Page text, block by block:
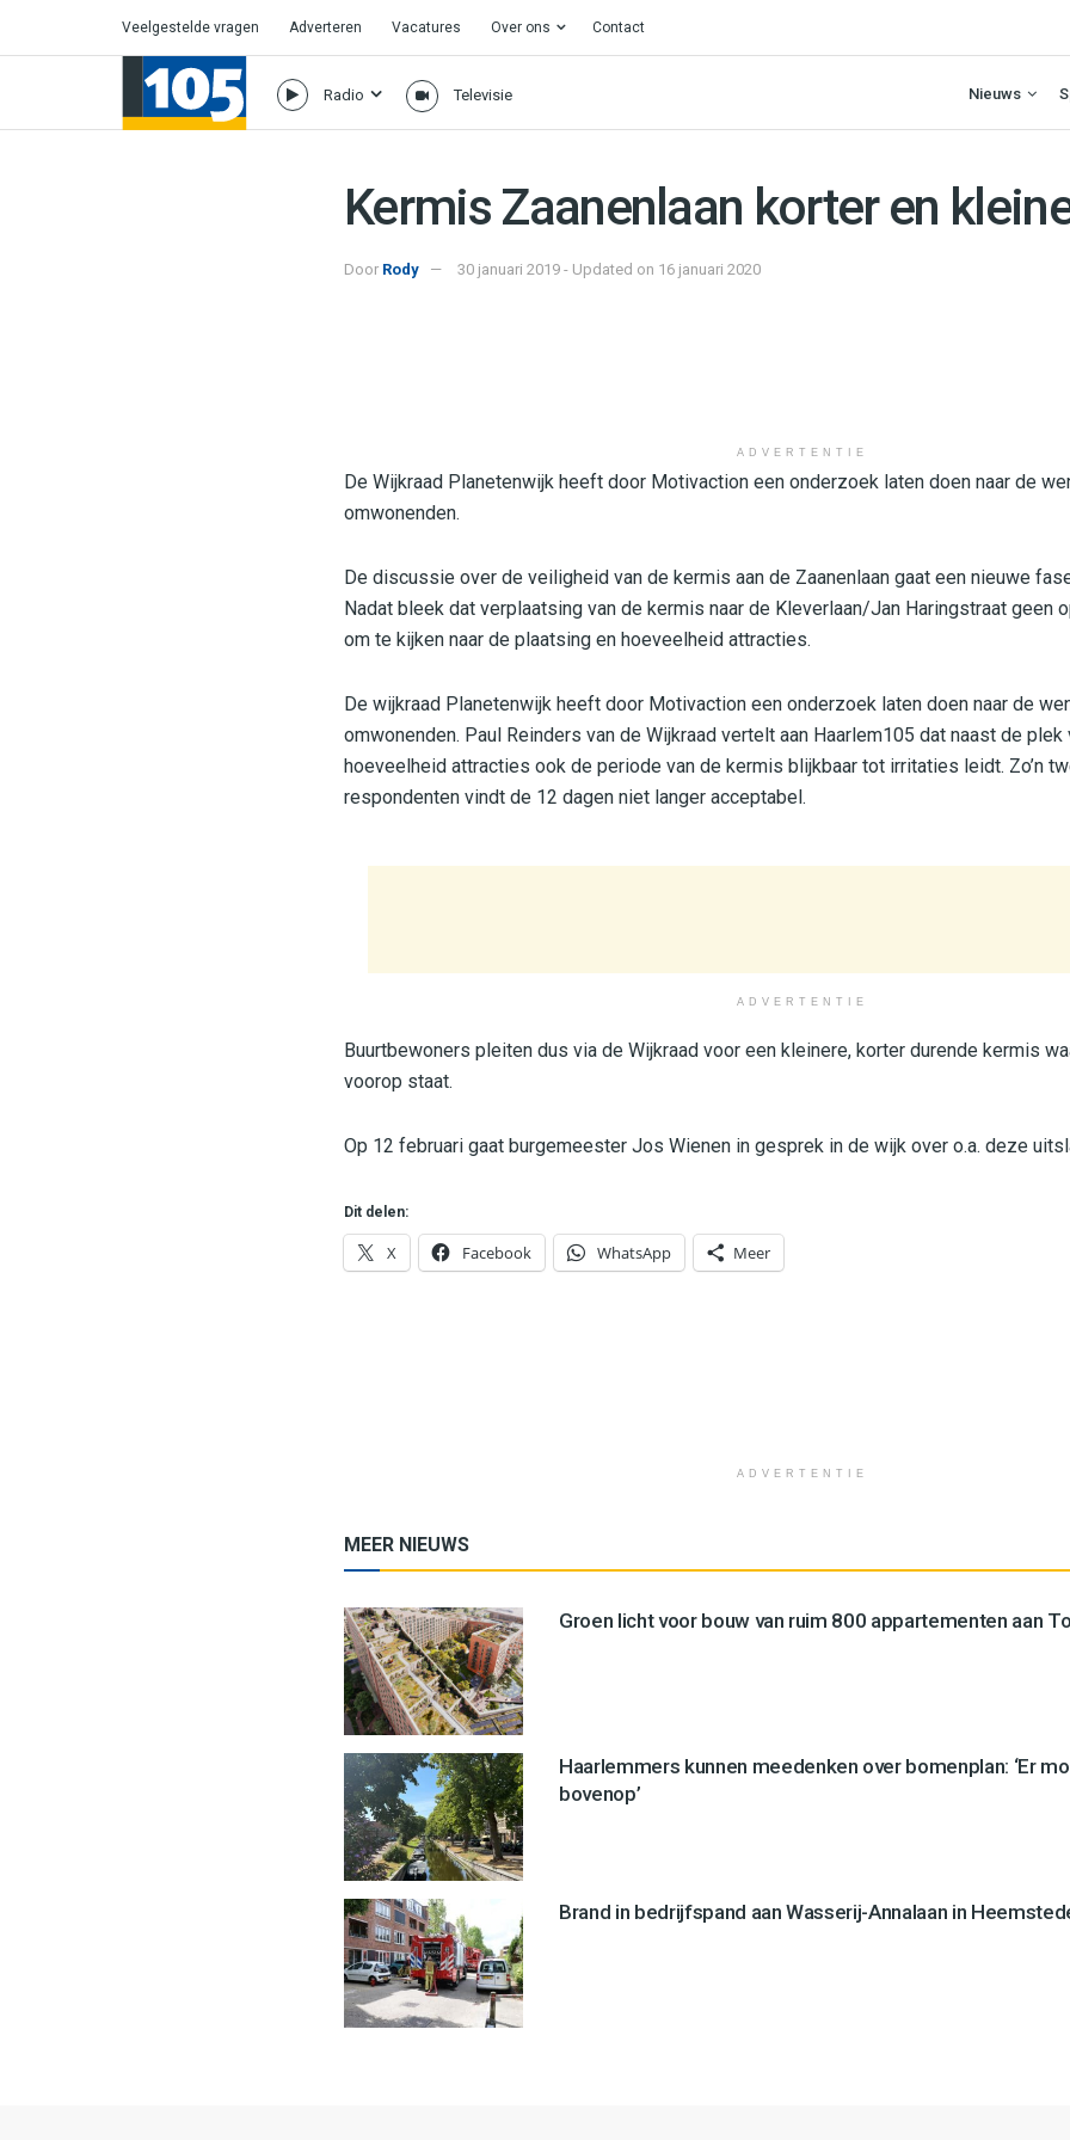
Veelgestelde vragen Adverteren Vacatures Over ons Contact
Radio Televisie Nieuws
Kermis Zaanenlaan korter en
Door Rody 30 januari 2019 - Updated on 16 januari 2020
ADVERTENTIE
De Wijkraad Planetenwijk heeft door Motivaction een onderzoek laten doen naar de
omwonenden.
De discussie over de veiligheid van de kermis aan de Zaanenlaan gaat een nieuwe
Nadat bleek dat verplaatsing van de kermis naar de Kleverlaan/Jan Haringstraat geen
om te kijken naar de plaatsing en hoeveelheid attracties.
De wijkraad Planetenwijk heeft door Motivaction een onderzoek laten doen naar de
omwonenden. Paul Reinders van de Wijkraad vertelt aan Haarlem105 dat naast de
hoeveelheid attracties ook de periode van de kermis blijkbaar tot irritaties leidt. Zo’n
respondenten vindt de 12 dagen niet langer acceptabel.
ADVERTENTIE
Buurtbewoners pleiten dus via de Wijkraad voor een kleinere, korter durende kermis
voorop staat.
Op 12 februari gaat burgemeester Jos Wienen in gesprek in de wijk over o.a. deze
Dit delen:
X Facebook WhatsApp Meer
ADVERTENTIE
MEER NIEUWS
Groen licht voor bouw van ruim 800 appartementen aan
Haarlemmers kunnen meedenken over bomenplan: ‘Er
bovenop’
Brand in bedrijfspand aan Wasserij-Annalaan in